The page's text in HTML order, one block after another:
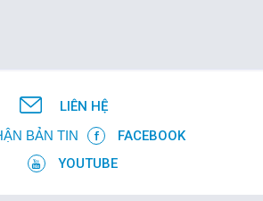
LIÊN HỆ
BẢN TIN
FACEBOOK
YOUTUBE